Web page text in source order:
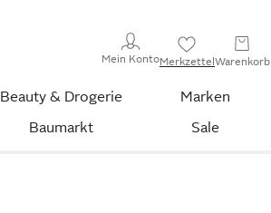
Mein KontoMerkzettelWarenkorb
Beauty & Drogerie
Marken
Baumarkt Sale